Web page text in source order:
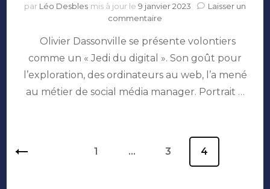
par Léo Desbles mis à jour le 9 janvier 2023
Laisser un
commentaire
Media
Manager,
deviendras
Olivier Dassonville se présente volontiers
comme un « Jedi du digital ». Son goût pour
l’exploration, des ordinateurs au web, l’a mené
au métier de social média manager. Portrait …
Page
1 … Page
3 Page
4